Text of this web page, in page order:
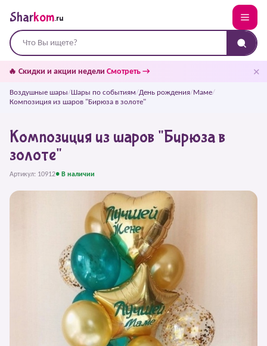
Sharkom.ru
🔥 Скидки и акции недели Смотреть → ✕
Воздушные шары/Шары по событиям/День рождения/Маме/
Композиция из шаров "Бирюза в золоте"
Композиция из шаров "Бирюза в
золоте"
Артикул: 10912● В наличии